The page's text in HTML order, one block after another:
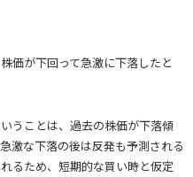
価が下回って急激に下落したと
うことは、過去の株価が下落傾
激な下落の後は反発も予測される
るため、短期的な買い時と仮定